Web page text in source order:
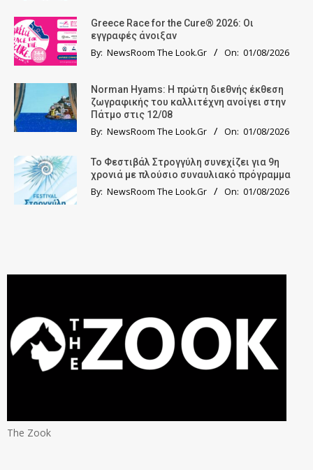
Greece Race for the Cure® 2026: Οι
εγγραφές άνοιξαν
By: NewsRoom The Look.Gr On: 01/08/2026
Norman Hyams: Η πρώτη διεθνής έκθεση
ζωγραφικής του καλλιτέχνη ανοίγει στην
Πάτμο στις 12/08
By: NewsRoom The Look.Gr On: 01/08/2026
Το Φεστιβάλ Στρογγύλη συνεχίζει για 9η
χρονιά με πλούσιο συναυλιακό πρόγραμμα
By: NewsRoom The Look.Gr On: 01/08/2026
The Zook